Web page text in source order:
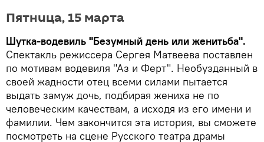
Пятница, 15 марта
Шутка-водевиль "Безумный день или женитьба".
Спектакль режиссера Сергея Матвеева поставлен
по мотивам водевиля "Аз и Ферт". Необузданный в
своей жадности отец всеми силами пытается
выдать замуж дочь, подбирая жениха не по
человеческим качествам, а исходя из его имени и
фамилии. Чем закончится эта история, вы сможете
посмотреть на сцене Русского театра драмы